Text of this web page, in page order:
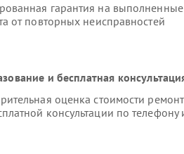
гарантия на
от повторных неисправностей
и бесплатная
оценка стоимости
консультации по